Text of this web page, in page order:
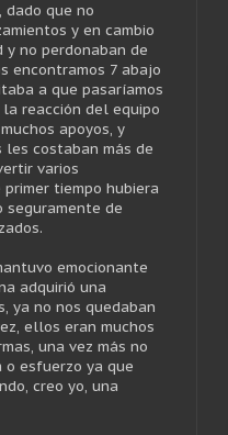
dado que no
y en cambio
no perdonaban de
encontramos 7 abajo
a que pasaríamos
reacción del equipo
apoyos, y
costaban más de
varios
tiempo hubiera
seguramente de
emocionante
adquirió una
ya no nos quedaban
ellos eran muchos
una vez más no
esfuerzo ya que
creo yo, una